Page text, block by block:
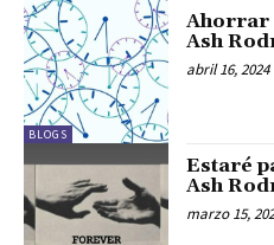
BLOGS
Ahorrar
Ash
abril 16, 2024
Estaré
Ash
marzo 15,